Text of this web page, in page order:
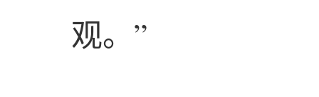
观。”